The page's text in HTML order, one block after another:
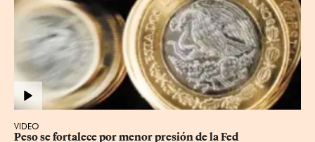
VIDEO
Peso se fortalece por menor presión de la Fed